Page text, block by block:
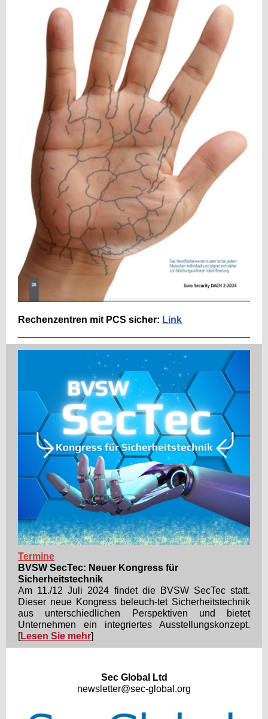
Rechenzentren mit PCS sicher: Link
Termine
BVSW SecTec: Neuer Kongress für
Sicherheitstechnik
Am 11./12 Juli 2024 findet die BVSW SecTec statt.
Dieser neue Kongress beleuch-tet Sicherheitstechnik
aus unterschiedlichen Perspektiven und bietet
Unternehmen ein integriertes Ausstellungskonzept.
[Lesen Sie mehr]
Sec Global
Ltd
newsletter@sec-global.org